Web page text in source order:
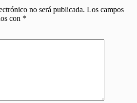
no será publicada. Los campos
con *